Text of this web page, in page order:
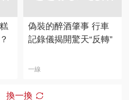
偽裝的醉酒肇事 行車
記錄儀揭開驚天“反轉”
一線
換一換